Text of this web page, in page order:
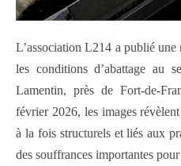
L’associationL214 a publié une
les conditions d’abattage au
Lamentin, près de Fort-de-
février 2026, les images
à la fois structurels et liés aux
des souffrances importantes